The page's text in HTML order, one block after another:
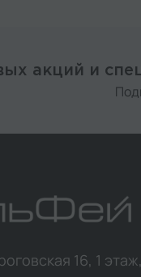
акций и
16, 1